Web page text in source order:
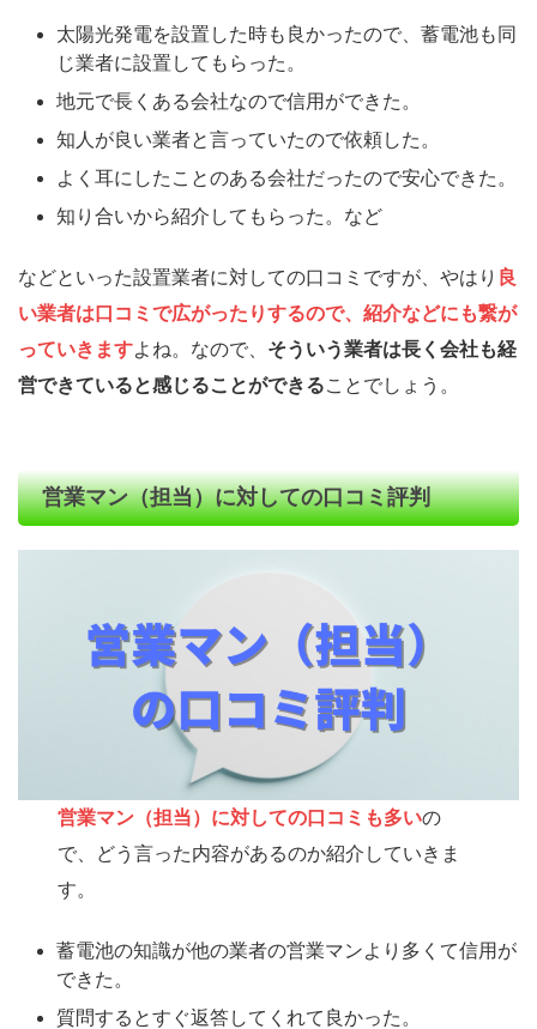
太陽光発電を設置した時も良かったので、蓄電池も同
じ業者に設置してもらった。
地元で長くある会社なので信用ができた。
知人が良い業者と言っていたので依頼した。
よく耳にしたことのある会社だったので安心できた。
知り合いから紹介してもらった。など
などといった設置業者に対しての口コミですが、やはり 良
い業者は口コミで広がったりするので、紹介などにも繋が
っていきますよね。なので、 そういう業者は長く会社も経
営できていると感じることができることでしょう。
営業マン（担当）に対しての口コミ評判
営業マン（担当）に対しての口コミも多いの
で、どう言った内容があるのか紹介していきま
す。
蓄電池の知識が他の業者の営業マンより多くて信用が
できた。
質問するとすぐ返答してくれて良かった。